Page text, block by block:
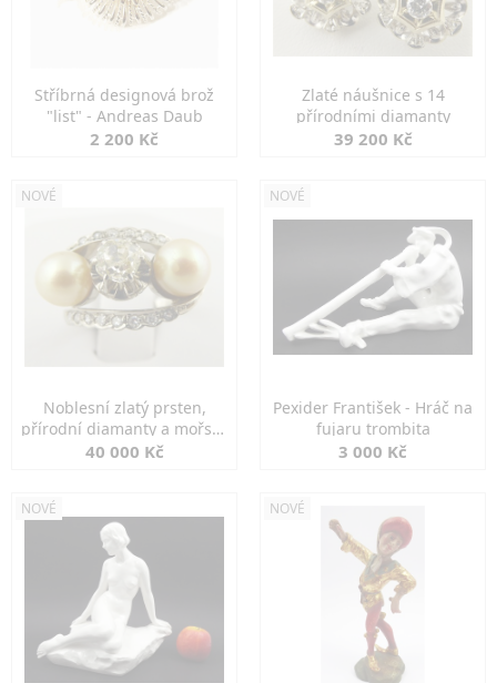
Stříbrná designová brož
"list" - Andreas Daub
2 200 Kč
Zlaté náušnice s 14
přírodními diamanty
39 200 Kč
NOVÉ
Noblesní zlatý prsten,
přírodní diamanty a mořské
perly
40 000 Kč
NOVÉ
Pexider František - Hráč na
fujaru trombita
3 000 Kč
NOVÉ NOVÉ